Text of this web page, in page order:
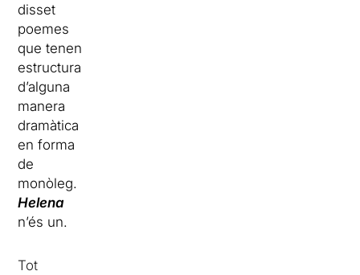
disset
poemes
que tenen
estructura
d’alguna
manera
dramàtica
en forma
de
monòleg.
Helena
n’és un.
Tot